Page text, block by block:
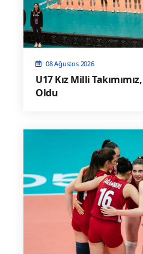
08 Ağustos 2026
U17 Kız Milli
Oldu